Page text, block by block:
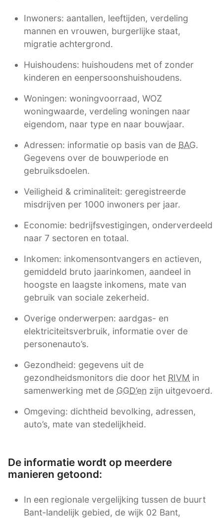
Inwoners: aantallen, leeftijden, verdeling
mannen en vrouwen, burgerlijke staat,
migratie achtergrond.
Huishoudens: huishoudens met of zonder
kinderen en eenpersoonshuishoudens.
Woningen: woningvoorraad, WOZ
woningwaarde, verdeling woningen naar
eigendom, naar type en naar bouwjaar.
Adressen: informatie op basis van de BAG.
Gegevens over de bouwperiode en
gebruiksdoelen.
Veiligheid & criminaliteit: geregistreerde
misdrijven per 1000 inwoners per jaar.
Economie: bedrijfsvestigingen, onderverdeeld
naar 7 sectoren en totaal.
Inkomen: inkomensontvangers en actieven,
gemiddeld bruto jaarinkomen, aandeel in
hoogste en laagste inkomens, mate van
gebruik van sociale zekerheid.
Overige onderwerpen: aardgas- en
elektriciteitsverbruik, informatie over de
personenauto’s.
Gezondheid: gegevens uit de
gezondheidsmonitors die door het RIVM in
samenwerking met de GGD’en zijn uitgevoerd.
Omgeving: dichtheid bevolking, adressen,
auto’s, mate van stedelijkheid.
De informatie wordt op meerdere
manieren getoond:
In een regionale vergelijking tussen de buurt
Bant-landelijk gebied, de wijk 02 Bant,